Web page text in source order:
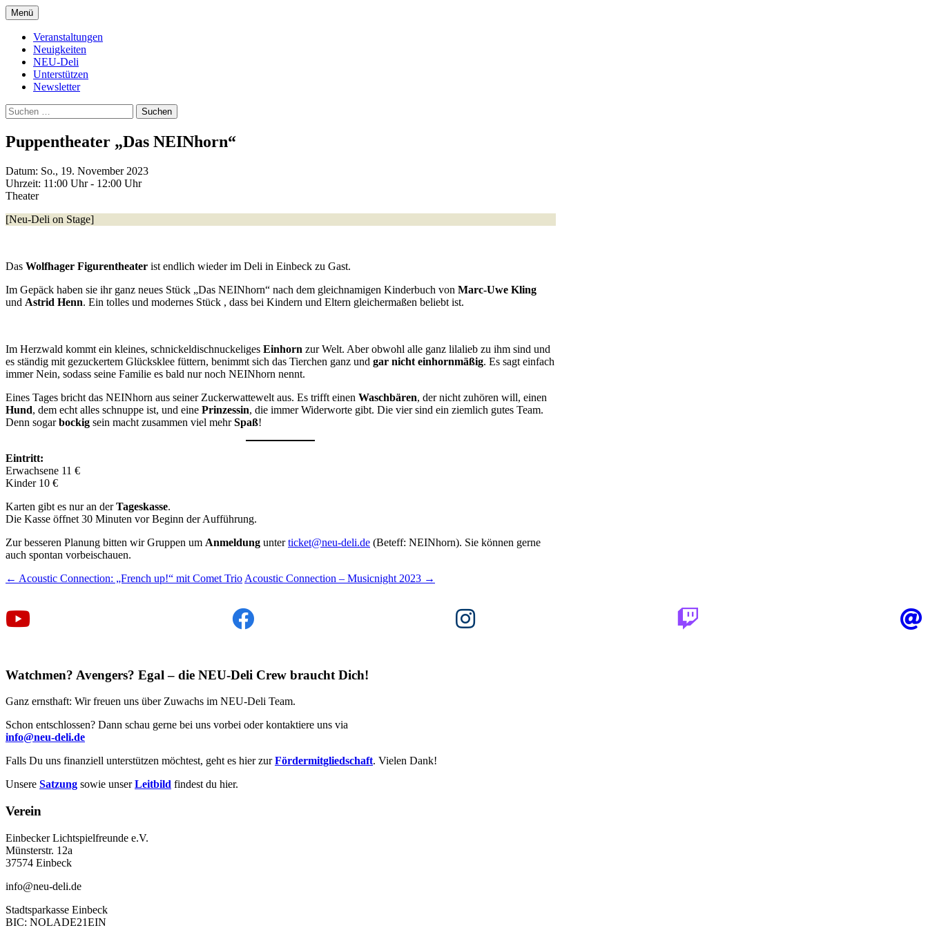
Zum
Inhalt
springen
NeuDeli Einbeck
Menü
Veranstaltungen
Neuigkeiten
NEU-Deli
Unterstützen
Newsletter
Suchen
nach:
Puppentheater „Das NEINhorn“
Datum: So., 19. November 2023
Uhrzeit: 11:00 Uhr - 12:00 Uhr
Theater
[Neu-Deli on Stage]
Das Wolfhager Figurentheater ist endlich wieder im Deli in Einbeck zu Gast.
Im Gepäck haben sie ihr ganz neues Stück „Das NEINhorn“ nach dem gleichnamigen Kinderbuch von Marc-Uwe Kling
und Astrid Henn. Ein tolles und modernes Stück , dass bei Kindern und Eltern gleichermaßen beliebt ist.
Im Herzwald kommt ein kleines, schnickeldischnuckeliges Einhorn zur Welt. Aber obwohl alle ganz lilalieb zu ihm sind und
es ständig mit gezuckertem Glücksklee füttern, benimmt sich das Tierchen ganz und gar nicht einhornmäßig. Es sagt einfach
immer Nein, sodass seine Familie es bald nur noch NEINhorn nennt.
Eines Tages bricht das NEINhorn aus seiner Zuckerwattewelt aus. Es trifft einen Waschbären, der nicht zuhören will, einen
Hund, dem echt alles schnuppe ist, und eine Prinzessin, die immer Widerworte gibt. Die vier sind ein ziemlich gutes Team.
Denn sogarbockig sein macht zusammen viel mehrSpaß!
Eintritt:
Erwachsene 11 €
Kinder 10 €
Karten gibt es nur an derTageskasse.
Die Kasse öffnet 30 Minuten vor Beginn der Aufführung.
Zur besseren Planung bitten wir Gruppen um Anmeldung unterticket@neu-deli.de (Beteff: NEINhorn). Sie können gerne
auch spontan vorbeischauen.
Beitragsnavigation
← Acoustic Connection: „French up!“ mit Comet Trio Acoustic Connection – Musicnight 2023 →
Watchmen? Avengers? Egal – die NEU-Deli Crew braucht Dich!
Ganz ernsthaft: Wir freuen uns über Zuwachs im NEU-Deli Team.
Schon entschlossen? Dann schau gerne bei uns vorbei oder kontaktiere uns via
info@neu-deli.de
Falls Du uns finanziell unterstützen möchtest, geht es hier zurFördermitgliedschaft. Vielen Dank!
Unsere Satzung sowie unserLeitbild findest du hier.
Verein
Einbecker Lichtspielfreunde e.V.
Münsterstr. 12a
37574 Einbeck
info@neu-deli.de
Stadtsparkasse Einbeck
BIC: NOLADE21EIN